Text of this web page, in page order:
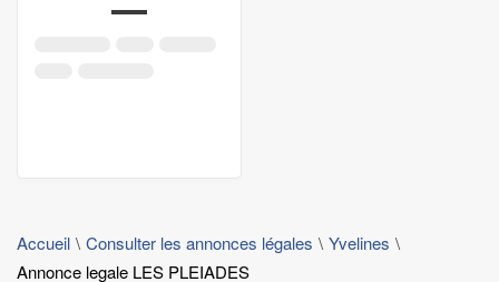
Accueil Consulter les annonces légales
Yvelines
Annonce legale LES PLEIADES